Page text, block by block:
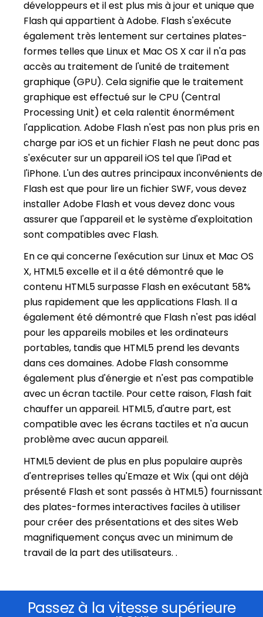
développeurs et il est plus mis à jour et unique que
Flash qui appartient à Adobe. Flash s'exécute
également très lentement sur certaines plates-
formes telles que Linux et Mac OS X car il n'a pas
accès au traitement de l'unité de traitement
graphique (GPU). Cela signifie que le traitement
graphique est effectué sur le CPU (Central
Processing Unit) et cela ralentit énormément
l'application. Adobe Flash n'est pas non plus pris en
charge par iOS et un fichier Flash ne peut donc pas
s'exécuter sur un appareil iOS tel que l'iPad et
l'iPhone. L'un des autres principaux inconvénients de
Flash est que pour lire un fichier SWF, vous devez
installer Adobe Flash et vous devez donc vous
assurer que l'appareil et le système d'exploitation
sont compatibles avec Flash.
En ce qui concerne l'exécution sur Linux et Mac OS
X, HTML5 excelle et il a été démontré que le
contenu HTML5 surpasse Flash en exécutant 58%
plus rapidement que les applications Flash. Il a
également été démontré que Flash n'est pas idéal
pour les appareils mobiles et les ordinateurs
portables, tandis que HTML5 prend les devants
dans ces domaines. Adobe Flash consomme
également plus d'énergie et n'est pas compatible
avec un écran tactile. Pour cette raison, Flash fait
chauffer un appareil. HTML5, d'autre part, est
compatible avec les écrans tactiles et n'a aucun
problème avec aucun appareil.
HTML5 devient de plus en plus populaire auprès
d'entreprises telles qu'Emaze et Wix (qui ont déjà
présenté Flash et sont passés à HTML5) fournissant
des plates-formes interactives faciles à utiliser
pour créer des présentations et des sites Web
magnifiquement conçus avec un minimum de
travail de la part des utilisateurs. .
Passez à la vitesse supérieure